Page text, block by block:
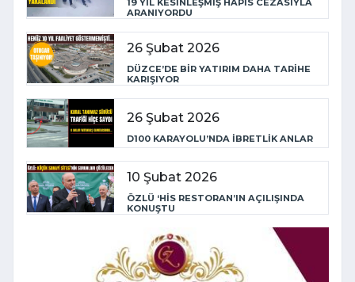
ARANIYORDU
26 Şubat 2026
DÜZCE’DE BİR YATIRIM DAHA TARİHE
KARIŞIYOR
26 Şubat 2026
D100 KARAYOLU’NDA İBRETLİK ANLAR
10 Şubat 2026
ÖZLÜ ‘HİS RESTORAN’IN AÇILIŞINDA
KONUŞTU